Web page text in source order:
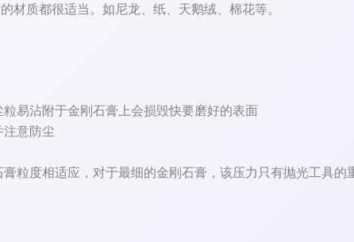
材质都很适当。如尼龙、纸、天鹅绒、棉花等。
易沾附于金刚石膏上会损毁快要磨好的表面
意防尘
粒度相适应，对于最细的金刚石膏，该压力只有抛光工具的